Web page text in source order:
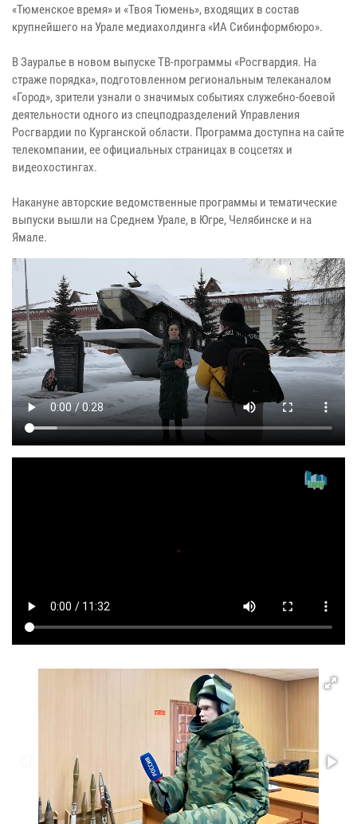
«Тюменское время» и «Твоя Тюмень», входящих в состав
крупнейшего на Урале медиахолдинга «ИА Сибинформбюро».
В Зауралье в новом выпуске ТВ-программы «Росгвардия. На
страже порядка», подготовленном региональным телеканалом
«Город», зрители узнали о значимых событиях служебно-боевой
деятельности одного из спецподразделений Управления
Росгвардии по Курганской области. Программа доступна на сайте
телекомпании, ее официальных страницах в соцсетях и
видеохостингах.
Накануне авторские ведомственные программы и тематические
выпуски вышли на Среднем Урале, в Югре, Челябинске и на
Ямале.